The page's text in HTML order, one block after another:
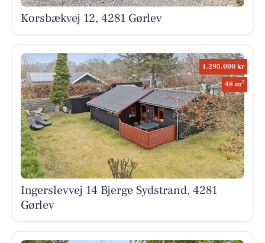
Korsbækvej 12, 4281 Gørlev
1.295.000 kr
48 m2
Ingerslevvej 14 Bjerge Sydstrand, 4281
Gørlev